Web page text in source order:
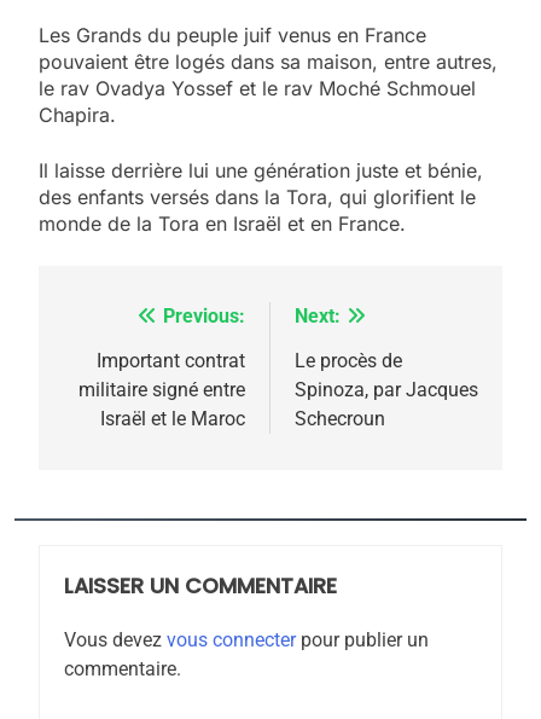
Les Grands du peuple juif venus en France
pouvaient être logés dans sa maison, entre autres,
le rav Ovadya Yossef et le rav Moché Schmouel
Chapira.
Il laisse derrière lui une génération juste et bénie,
des enfants versés dans la Tora, qui glorifient le
monde de la Tora en Israël et en France.
Navigation
l’article
Previous:
Important contrat
militaire signé entre
Israël et le Maroc
Next:
Le procès de
Spinoza, par Jacques
Schecroun
LAISSER UN COMMENTAIRE
Vous devez vous connecterpour publier un
commentaire.
2025, l’année la plus
rapport d’ADL contre
FRANCE ISRAÉL
6